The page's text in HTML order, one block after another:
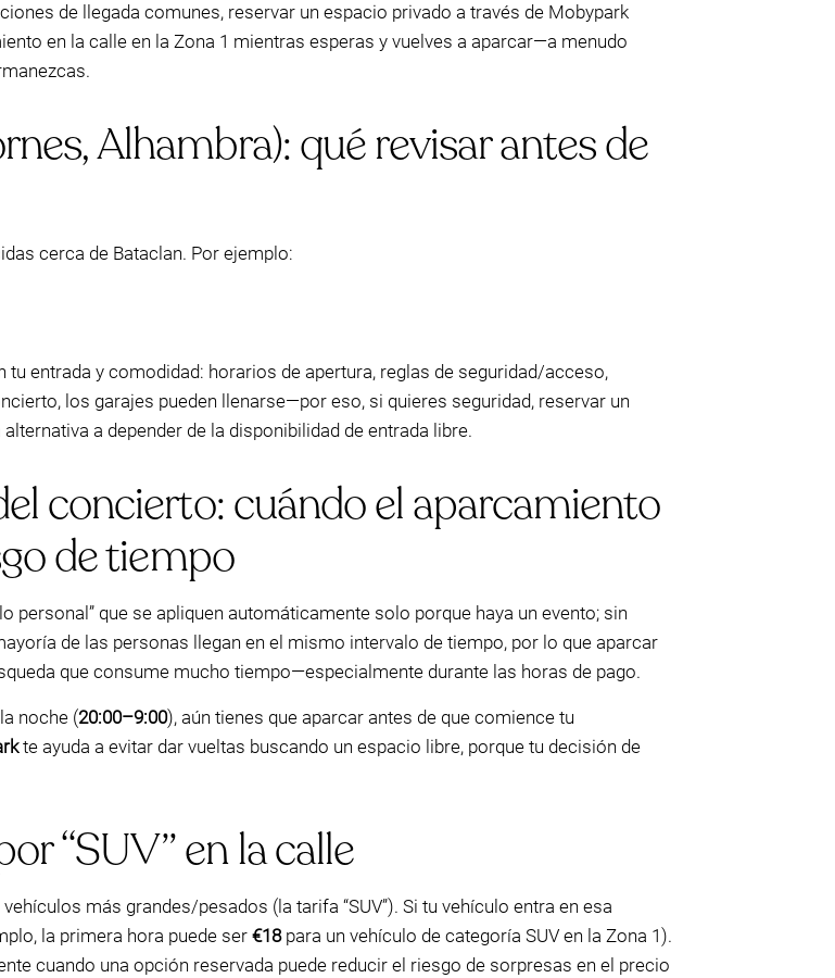
de llegada comunes, reservar un espacio privado a través de Mobypark
en la calle en la Zona 1 mientras esperas y vuelves a aparcar—a menudo
Alhambra): qué revisar antes de
cerca de Bataclan. Por ejemplo:
entrada y comodidad: horarios de apertura, reglas de seguridad/acceso,
los garajes pueden llenarse—por eso, si quieres seguridad, reservar un
a depender de la disponibilidad de entrada libre.
concierto: cuándo el aparcamiento
de tiempo
personal” que se apliquen automáticamente solo porque haya un evento; sin
de las personas llegan en el mismo intervalo de tiempo, por lo que aparcar
que consume mucho tiempo—especialmente durante las horas de pago.
noche (20:00–9:00), aún tienes que aparcar antes de que comience tu
te ayuda a evitar dar vueltas buscando un espacio libre, porque tu decisión de
“SUV” en la calle
más grandes/pesados (la tarifa “SUV”). Si tu vehículo entra en esa
la primera hora puede ser €18para un vehículo de categoría SUV en la Zona 1).
cuando una opción reservada puede reducir el riesgo de sorpresas en el precio